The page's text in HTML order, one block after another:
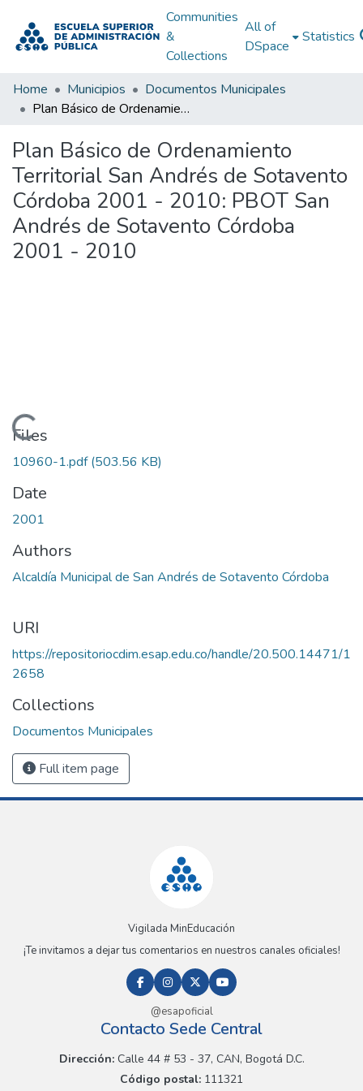
Communities
&
Collections
All of
DSpace
Statistics
Home Municipios
Documentos Municipales
Plan Básico de Ordenamiento Territorial San Andrés de Sotavento Córdoba 2001 - 2010: PBOT San Andrés de Sotavento Córdoba 2001 - 2010
Plan Básico de Ordenamiento
Territorial San Andrés de Sotavento
Córdoba 2001 - 2010: PBOT San
Andrés de Sotavento Córdoba
2001 - 2010
Loading...
Files
10960-1.pdf(503.56 KB)
Date
2001
Authors
Alcaldía Municipal de San Andrés de Sotavento Córdoba
URI
https://repositoriocdim.esap.edu.co/handle/20.500.14471/1
2658
Collections
Documentos Municipales
Full item page
Vigilada MinEducación
¡Te invitamos a dejar tus comentarios en nuestros canales oficiales!
@esapoficial
Contacto Sede Central
Dirección:Calle 44 # 53 - 37, CAN, Bogotá D.C.
Código postal: 111321